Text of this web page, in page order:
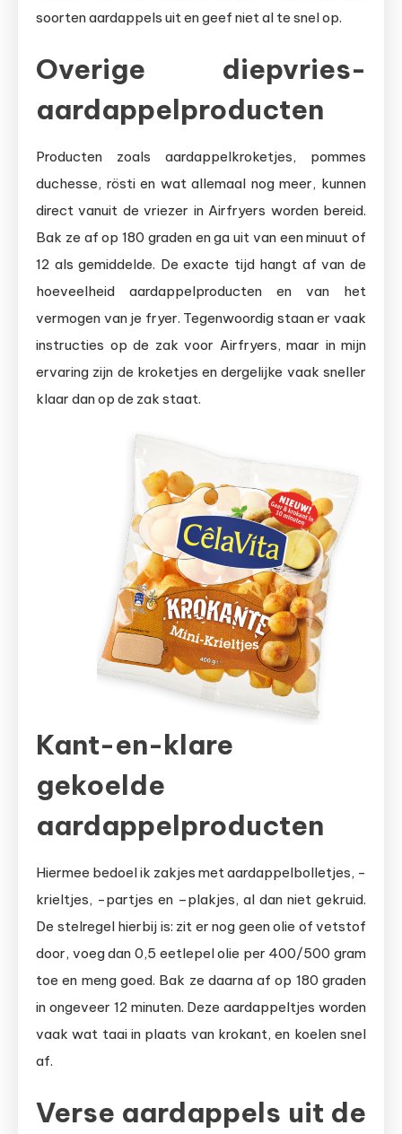
soorten aardappels uit en geef niet al te snel op.
Overige diepvries-
aardappelproducten
Producten zoals aardappelkroketjes, pommes
duchesse, rösti en wat allemaal nog meer, kunnen
direct vanuit de vriezer in Airfryers worden bereid.
Bak ze af op 180 graden en ga uit van een minuut of
12 als gemiddelde. De exacte tijd hangt af van de
hoeveelheid aardappelproducten en van het
vermogen van je fryer. Tegenwoordig staan er vaak
instructies op de zak voor Airfryers, maar in mijn
ervaring zijn de kroketjes en dergelijke vaak sneller
klaar dan op de zak staat.
Kant-en-klare
gekoelde
aardappelproducten
Hiermee bedoel ik zakjes met aardappelbolletjes, -
krieltjes, -partjes en –plakjes, al dan niet gekruid.
De stelregel hierbij is: zit er nog geen olie of vetstof
door, voeg dan 0,5 eetlepel olie per 400/500 gram
toe en meng goed. Bak ze daarna af op 180 graden
in ongeveer 12 minuten. Deze aardappeltjes worden
vaak wat taai in plaats van krokant, en koelen snel
af.
Verse aardappels uit de